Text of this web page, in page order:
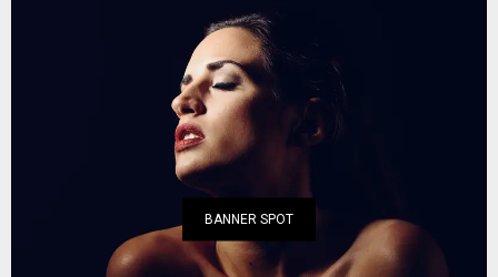
BANNER SPOT